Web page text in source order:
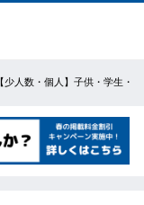
少人数・個人】子供・学生・